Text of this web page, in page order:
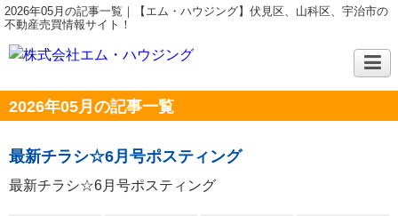
2026年05月の記事一覧｜【エム・ハウジング】伏見区、山科区、宇治市の
不動産売買情報サイト！
2026年05月の記事一覧
最新チラシ☆6月号ポスティング
最新チラシ☆6月号ポスティング